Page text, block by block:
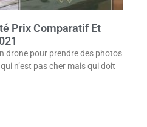
Prix Comparatif Et
drone pour prendre des photos
n’est pas cher mais qui doit